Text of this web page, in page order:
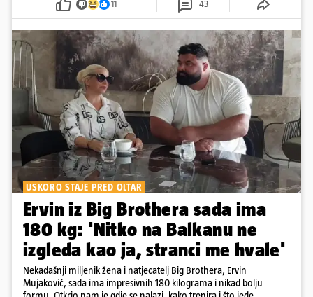
11 43
USKORO STAJE PRED OLTAR
Ervin iz Big Brothera sada ima
180 kg: 'Nitko na Balkanu ne
izgleda kao ja, stranci me hvale'
Nekadašnji miljenik žena i natjecatelj Big Brothera, Ervin
Mujaković, sada ima impresivnih 180 kilograma i nikad bolju